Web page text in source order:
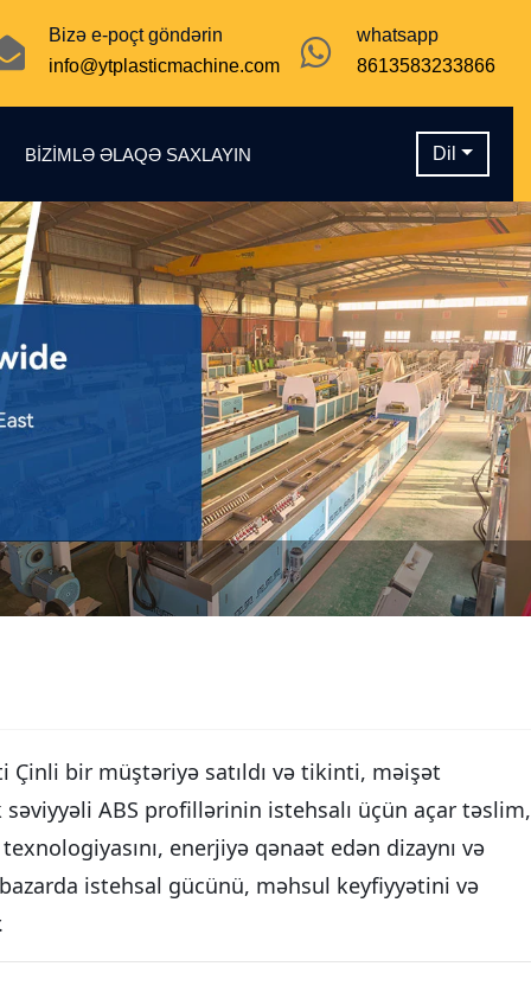
whatsapp
8613583233866
Bizə e-poçt göndərin
info@ytplasticmachine.com
BIZIMLƏ ƏLAQƏ SAXLAYIN Dil
bir müştəriyə satıldı və tikinti, məişət
ABS profillərinin istehsalı üçün açar təslim,
enerjiyə qənaət edən dizaynı və
istehsal gücünü, məhsul keyfiyyətini və